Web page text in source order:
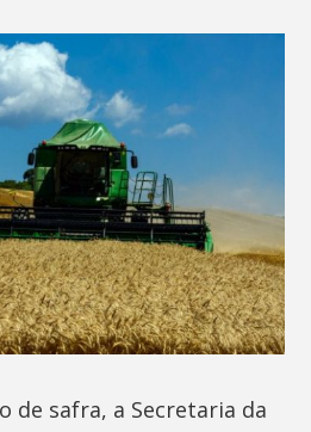
de safra, a Secretaria da